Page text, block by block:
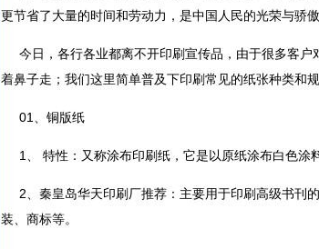
更节省了大量的时间和劳动力，是中国人民的光荣与骄傲
今日，各行各业都离不开印刷宣传品，由于很多客
着鼻子走；我们这里简单普及下印刷常见的纸张种类和
01、铜版纸
1、 特性：又称涂布印刷纸，它是以原纸涂布白色涂
2、秦皇岛华天印刷厂推荐：主要用于印刷高级书刊
装、商标等。